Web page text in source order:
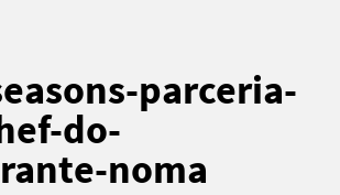
parceria-
do-
noma